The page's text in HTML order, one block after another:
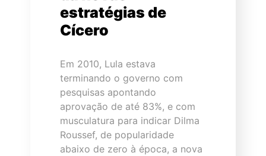
estratégias de
Cícero
Em 2010, Lula estava
terminando o governo com
pesquisas apontando
aprovação de até 83%, e com
musculatura para indicar Dilma
Roussef, de popularidade
abaixo de zero à época, a nova